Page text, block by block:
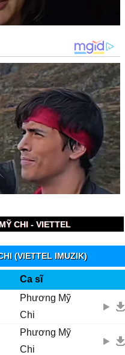
CHI - VIETTEL
(VIETTEL IMUZIK)
Ca sĩ
Phương Mỹ
Chi
Phương Mỹ
Chi